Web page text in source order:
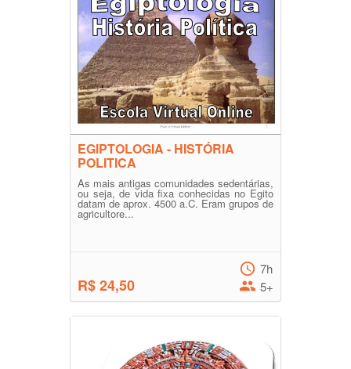
EGIPTOLOGIA - HISTÓRIA
POLITICA
As mais antigas comunidades sedentárias,
ou seja, de vida fixa conhecidas no Egito
datam de aprox. 4500 a.C. Eram grupos de
agricultore...
R$ 24,50
7h
5+